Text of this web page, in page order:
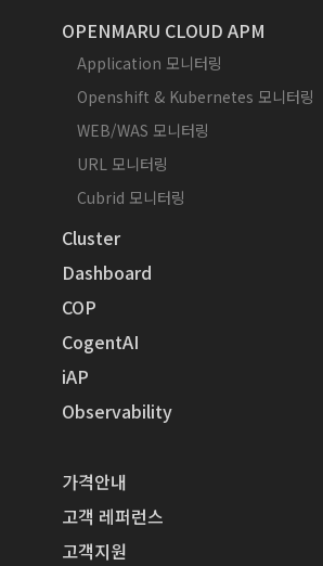
OPENMARU CLOUD APM
Application 모니터링
Openshift & Kubernetes 모니터링
WEB/WAS 모니터링
URL 모니터링
Cubrid 모니터링
Cluster
Dashboard
COP
CogentAI
iAP
Observability
가격안내
고객 레퍼런스
고객지원